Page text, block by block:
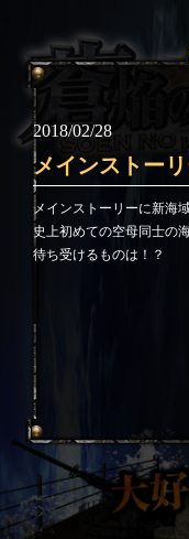
2018/02/28
メインストー
メインストーリーに新海
史上初めての空母同士の
待ち受けるものは！？